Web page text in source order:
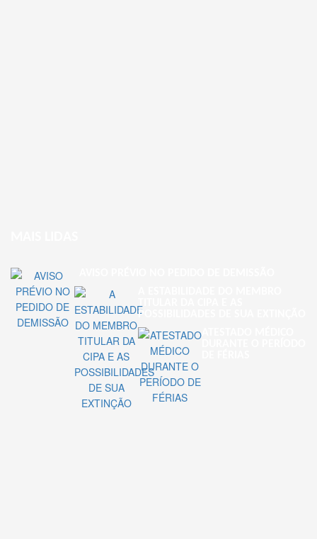
POSSIBILIDADES DE SUA EXTINÇÃO